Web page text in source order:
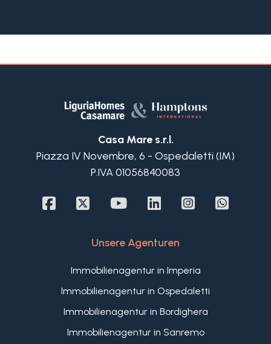
offenen Küche, einem Schlafzimmer, einem
Badezimmer und einem praktischen Waschraum.
Im zweiten Stock, der über eine große Glastreppe
mit eigenem Bad und einem praktischen
begehbaren Kleiderschrank sowie eine
Die herrliche Panoramaterrasse mit freiem
Das zum Verkauf stehende prestigeträchtige
Penthouse in Alassio befindet sich in einzigartiger
Lage, nur wenige Schritte vom Meer entfernt und
mit Fußgängerzugang zur Stadt, in einer der
begehrtesten Gegenden von Alassio.
geräumiger Abstellraum vervollständigen das
Casa Mare s.r.l.
Piazza IV Novembre, 6 - Ospedaletti (IM)
P.IVA 01056840083
Unsere Agenturen
Immobilienagentur in Imperia
Immobilienagentur in Ospedaletti
Immobilienagentur in Bordighera
Immobilienagentur in Sanremo